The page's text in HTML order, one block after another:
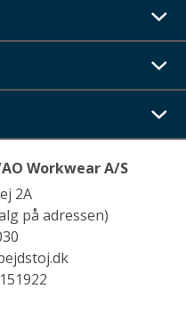
Workwear A/S
2A
på adressen)